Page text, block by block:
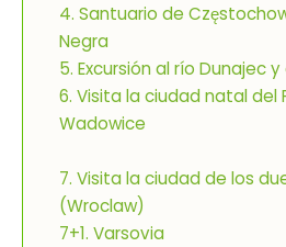
4. Santuario de
Negra
5. Excursión al río Dunajec
6. Visita la ciudad natal del
Wadowice
7. Visita la ciudad de los
(Wroclaw)
7+1. Varsovia